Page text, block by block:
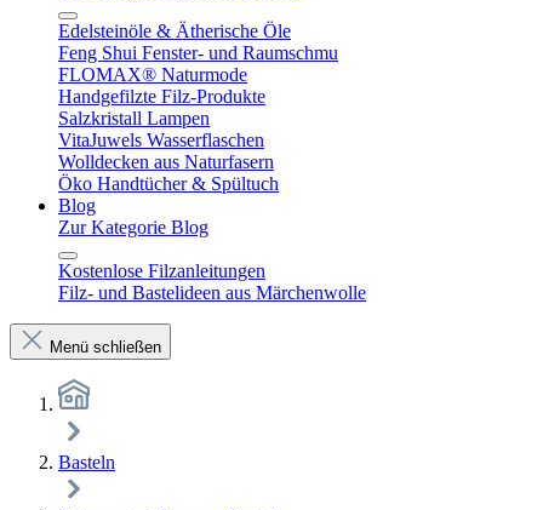
Edelsteinöle & Ätherische Öle
Feng Shui Fenster- und Raumschmu
FLOMAX® Naturmode
Handgefilzte Filz-Produkte
Salzkristall Lampen
VitaJuwels Wasserflaschen
Wolldecken aus Naturfasern
Öko Handtücher & Spültuch
Blog
Zur Kategorie Blog
Kostenlose Filzanleitungen
Filz- und Bastelideen aus Märchenwolle
Menü schließen
Basteln